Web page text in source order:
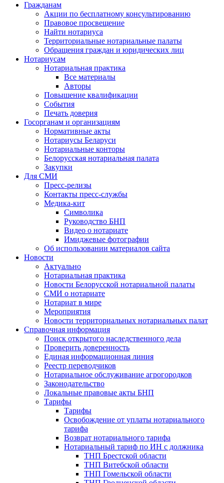
Гражданам
Акции по бесплатному консультированию
Правовое просвещение
Найти нотариуса
Территориальные нотариальные палаты
Обращения граждан и юридических лиц
Нотариусам
Нотариальная практика
Все материалы
Авторы
Повышение квалификации
События
Печать доверия
Госорганам и организациям
Нормативные акты
Нотариусы Беларуси
Нотариальные конторы
Белорусская нотариальная палата
Закупки
Для СМИ
Пресс-релизы
Контакты пресс-службы
Медика-кит
Символика
Руководство БНП
Видео о нотариате
Имиджевые фотографии
Об использовании материалов сайта
Новости
Актуально
Нотариальная практика
Новости Белорусской нотариальной палаты
СМИ о нотариате
Нотариат в мире
Мероприятия
Новости территориальных нотариальных палат
Справочная информация
Поиск открытого наследственного дела
Проверить доверенность
Единая информационная линия
Реестр переводчиков
Нотариальное обслуживание агрогородков
Законодательство
Локальные правовые акты БНП
Тарифы
Тарифы
Освобождение от уплаты нотариального
тарифа
Возврат нотариального тарифа
Нотариальный тариф по ИН с должника
ТНП Брестской области
ТНП Витебской области
ТНП Гомельской области